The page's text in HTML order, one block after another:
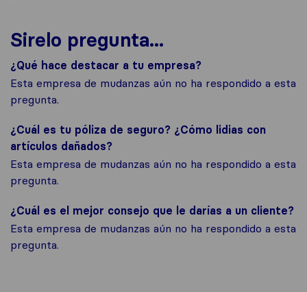
Sirelo pregunta...
¿Qué hace destacar a tu empresa?
Esta empresa de mudanzas aún no ha respondido a esta
pregunta.
¿Cuál es tu póliza de seguro? ¿Cómo lidias con
artículos dañados?
Esta empresa de mudanzas aún no ha respondido a esta
pregunta.
¿Cuál es el mejor consejo que le darías a un cliente?
Esta empresa de mudanzas aún no ha respondido a esta
pregunta.